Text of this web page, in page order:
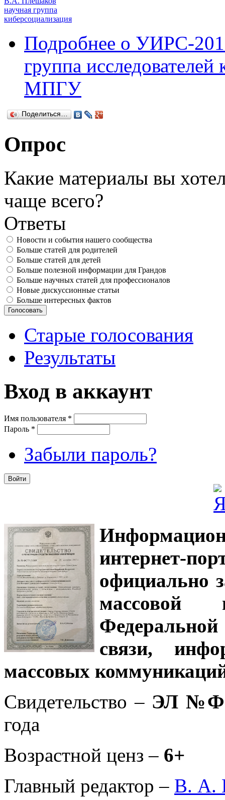
научная группа
киберсоциализация
Подробнее о УИРС-
группа
МПГУ
Поделиться…
Опрос
Какие материалы вы
чаще всего?
Ответы
Новости и события нашего сообщества
Больше статей для родителей
Больше статей для детей
Больше полезной информации для Грандов
Больше научных статей для профессионалов
Новые дискуссионные статьи
Больше интересных фактов
Старые голосования
Результаты
Вход в аккаунт
Имя пользователя *
Пароль *
Забыли пароль?
интернет-
официально
связи,
массовых
Свидетельство – ЭЛ
года
Возрастной ценз – 6+
Главный редактор – В. А.